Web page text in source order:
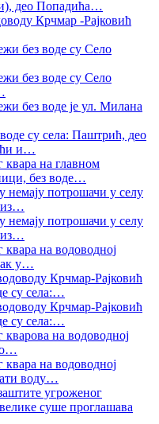
део Попадића…
Крчмар -Рајковић
без воде су Село
без воде су Село
без воде је ул. Милана
су села: Паштрић, део
и…
квара на главном
без воде…
немају потрошачи у селу
…
немају потрошачи у селу
…
на водоводној
у…
Крчмар-Рајковић
су села:…
Крчмар-Рајковић
су села:…
на водоводној
…
на водоводној
воду…
угроженог
суше проглашава